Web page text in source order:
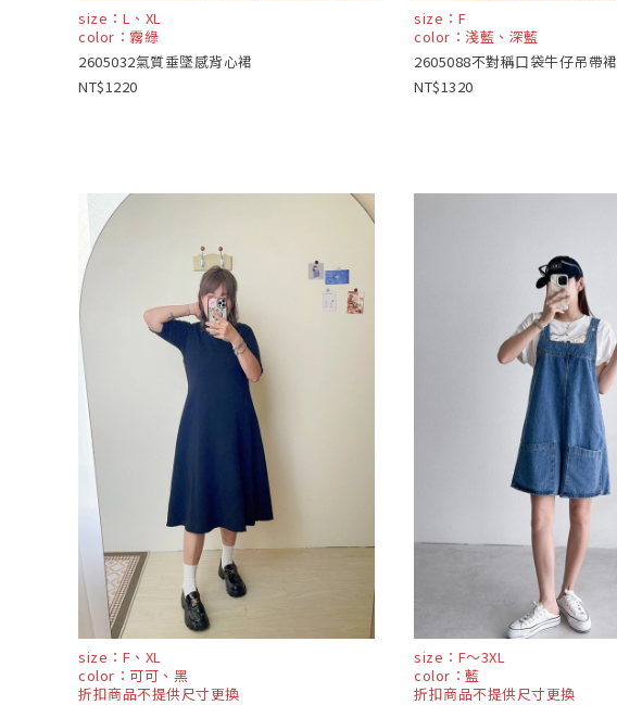
size：L、XL
color：霧綠
2605032氣質垂墜感背心裙
1220
size：F
color：淺藍、深藍
2605088不對稱口袋牛仔吊帶裙
1320
size：F、XL
color：可可、黑
折扣商品不提供尺寸更換
size：F～3XL
color：藍
折扣商品不提供尺寸更換